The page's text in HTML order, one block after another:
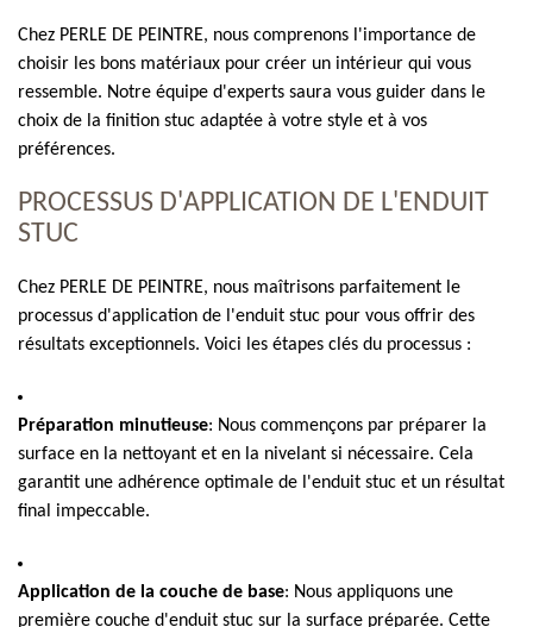
Chez PERLE DE PEINTRE, nous comprenons l'importance de
choisir les bons matériaux pour créer un intérieur qui vous
ressemble. Notre équipe d'experts saura vous guider dans le
choix de la finition stuc adaptée à votre style et à vos
préférences.
PROCESSUS D'APPLICATION DE L'ENDUIT
STUC
Chez PERLE DE PEINTRE, nous maîtrisons parfaitement le
processus d'application de l'enduit stuc pour vous offrir des
résultats exceptionnels. Voici les étapes clés du processus :
Préparation minutieuse: Nous commençons par préparer la
surface en la nettoyant et en la nivelant si nécessaire. Cela
garantit une adhérence optimale de l'enduit stuc et un résultat
final impeccable.
Application de la couche de base: Nous appliquons une
première couche d'enduit stuc sur la surface préparée. Cette